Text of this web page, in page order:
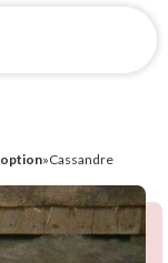
»Cassandre